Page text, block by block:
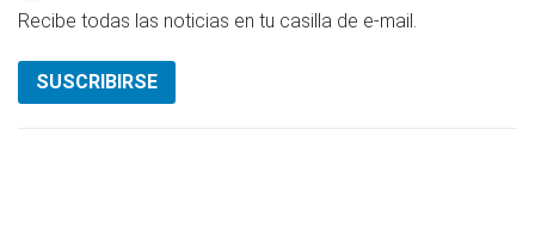
Recibe todas las noticias en tu casilla de e-mail.
SUSCRIBIRSE